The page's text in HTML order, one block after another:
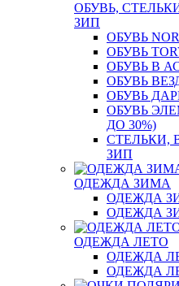
ОБУВЬ,
ЗИП
ОБУВЬ
ОБУВЬ
ОБУВЬ В
ОБУВЬ
ОБУВЬ
ОБУВЬ
ДО 30%)
СТЕЛЬКИ,
ЗИП
ОДЕЖДА ЗИМА
ОДЕЖДА
ОДЕЖДА
ОДЕЖДА ЛЕТО
ОДЕЖДА
ОДЕЖДА